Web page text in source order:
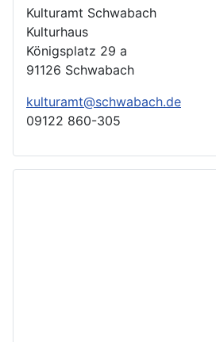
Kulturamt Schwabach
Kulturhaus
Königsplatz 29 a
91126 Schwabach
kulturamt@schwabach.de
09122 860-305